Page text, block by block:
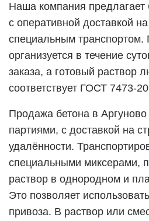
Наша компания
с оперативной доставкой
специальным транспортом.
организуется в течение
заказа, а готовый раствор
соответствует ГОСТ 7473-
Продажа бетона в Аргуново
партиями, с доставкой на
удалённости.
специальными миксерами,
раствор в однородном и
Это позволяет
привоза. В раствор или